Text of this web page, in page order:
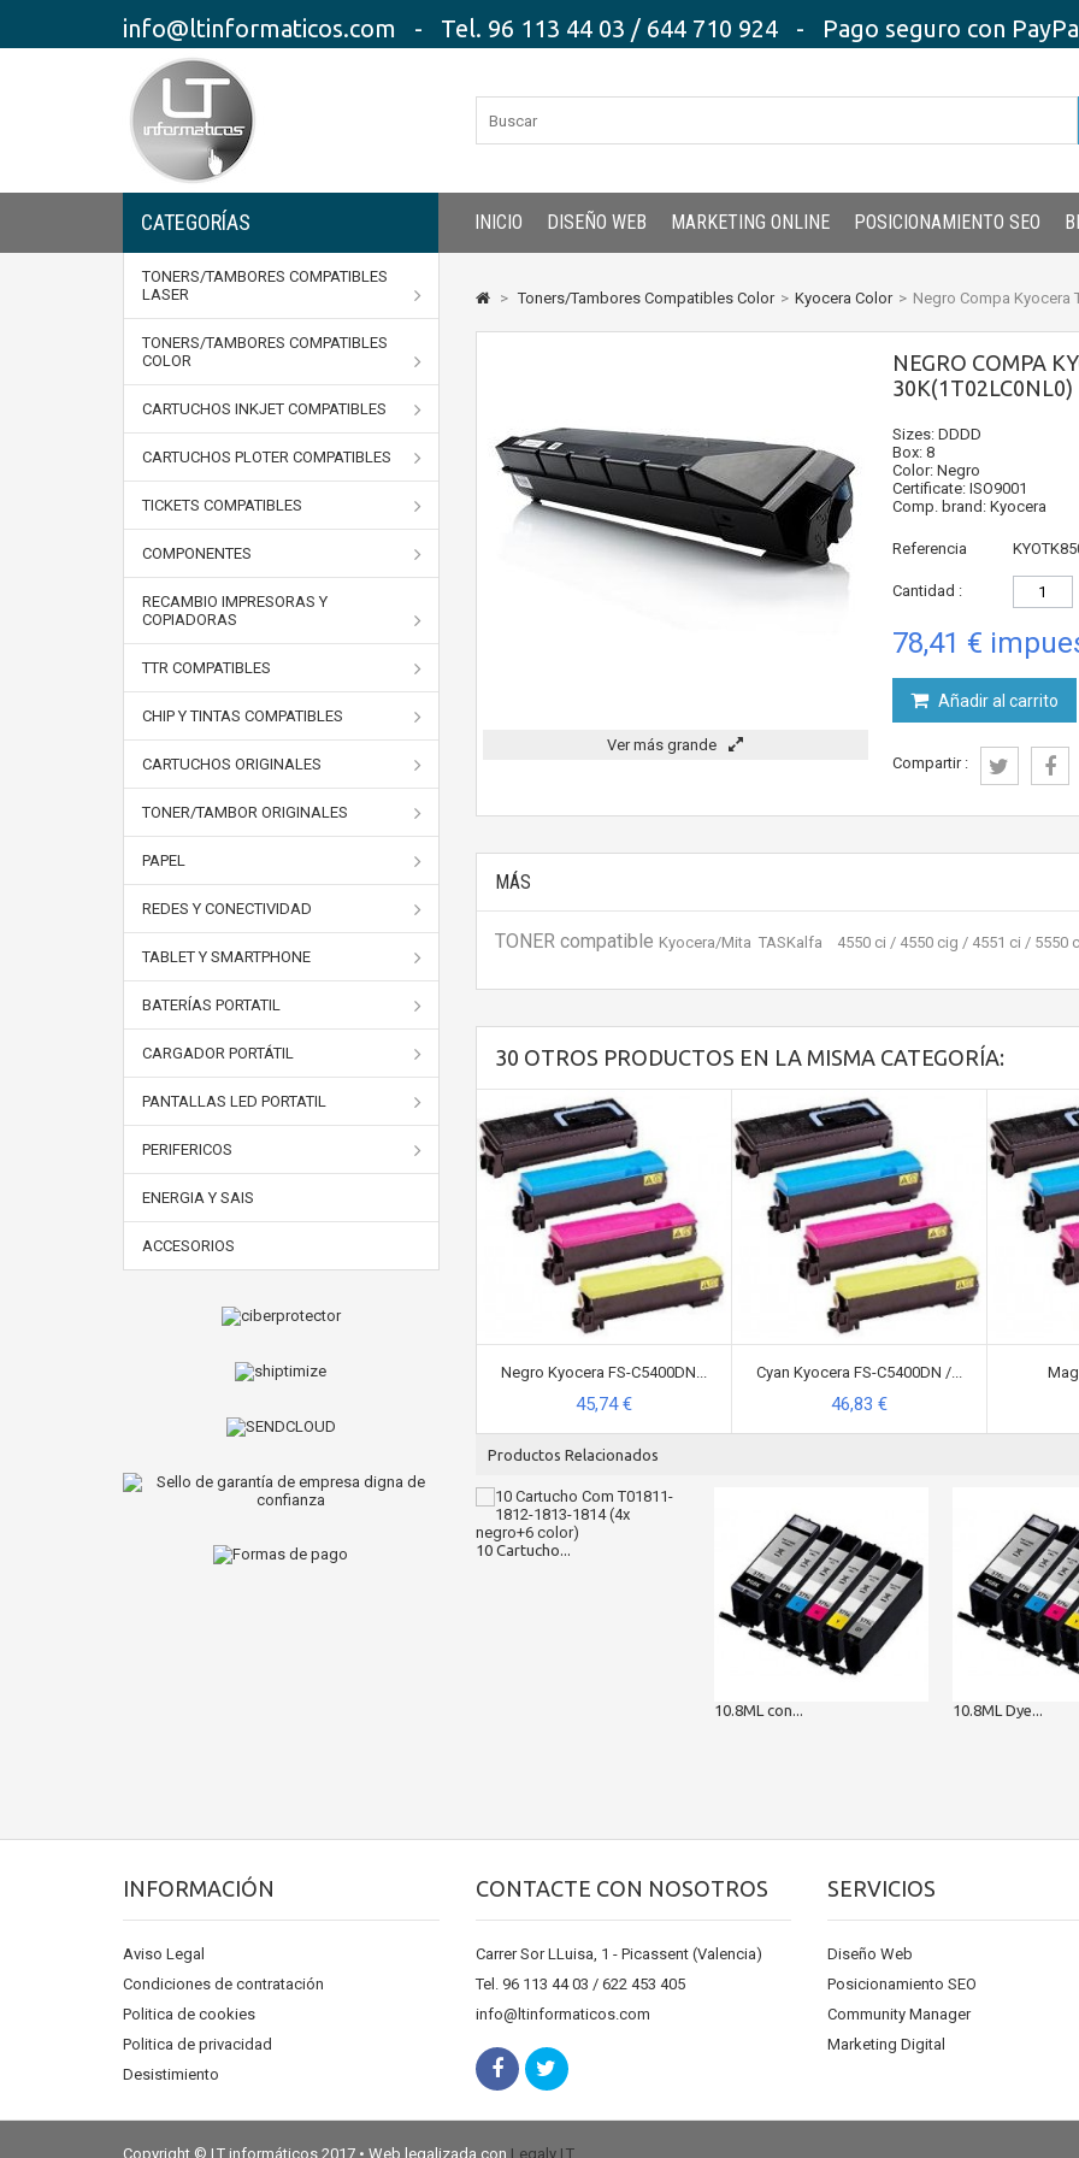
info@ltinformaticos.com - Tel. 96 113 44 03 / 644 710 924 - Pago seguro con
CATEGORÍAS INICIO DISEÑO WEB MARKETING ONLINE POSICIONAMIENTO SEO
TONERS/TAMBORES COMPATIBLES
LASER
TONERS/TAMBORES COMPATIBLES
COLOR
CARTUCHOS INKJET COMPATIBLES
CARTUCHOS PLOTER COMPATIBLES
TICKETS COMPATIBLES
COMPONENTES
RECAMBIO IMPRESORAS Y
COPIADORAS
TTR COMPATIBLES
CHIP Y TINTAS COMPATIBLES
CARTUCHOS ORIGINALES
TONER/TAMBOR ORIGINALES
PAPEL
REDES Y CONECTIVIDAD
TABLET Y SMARTPHONE
BATERÍAS PORTATIL
CARGADOR PORTÁTIL
PANTALLAS LED PORTATIL
PERIFERICOS
ENERGIA Y SAIS
ACCESORIOS
> Toners/Tambores Compatibles Color > Kyocera Color > Negro Compa Kyocera
Ver más grande
NEGRO COMPA
30K(1T02LC0NL0)
Sizes: DDDD
Box: 8
Color: Negro
Certificate: ISO9001
Comp. brand: Kyocera
Referencia
Cantidad :
78,41 €
Añadir al carrito
Compartir :
MÁS
TONER compatible Kyocera/Mita TASKalfa 4550 ci / 4550 cig / 4551 ci / 5550
30 OTROS PRODUCTOS EN LA MISMA CATEGORÍA:
Negro Kyocera FS-C5400DN...
45,74 €
Cyan Kyocera FS-C5400DN /...
46,83 €
Productos Relacionados
10 Cartucho...
10.8ML con... 10.8ML Dye...
INFORMACIÓN
Aviso Legal
Condiciones de contratación
Politica de cookies
Politica de privacidad
Desistimiento
CONTACTE CON NOSOTROS
Carrer Sor LLuisa, 1 - Picassent (Valencia)
Tel. 96 113 44 03 / 622 453 405
info@ltinformaticos.com
SERVICIOS
Diseño Web
Posicionamiento SEO
Community Manager
Marketing Digital
Copyright © LT informáticos 2017 • Web legalizada con Legaly LT